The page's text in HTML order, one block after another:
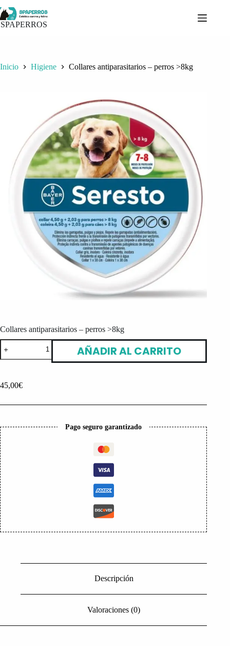
al
contenido
SPAPERROS
Inicio Higiene Collares antiparasitarios – perros >8kg
Collares antiparasitarios – perros >8kg
Collares
antiparasitarios
-
cantidad
AÑADIR AL CARRITO
45,00€
Pago seguro garantizado
Descripción
Valoraciones (0)